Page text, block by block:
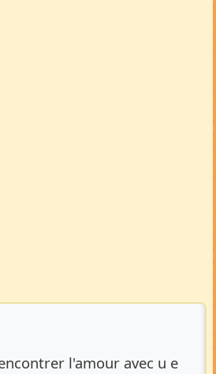
l’annonce
l'amour avec u e